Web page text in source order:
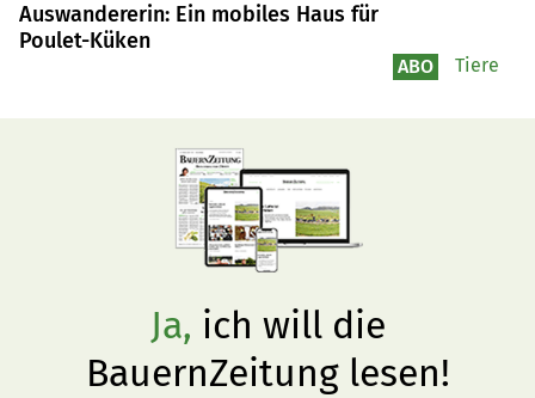
Auswandererin: Ein mobiles Haus für
Poulet-Küken
ABO Tiere
Ja, ich will die
BauernZeitung lesen!